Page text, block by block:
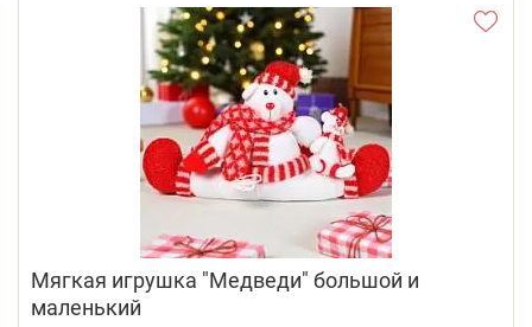
Мягкая игрушка "Медведи" большой и
маленький